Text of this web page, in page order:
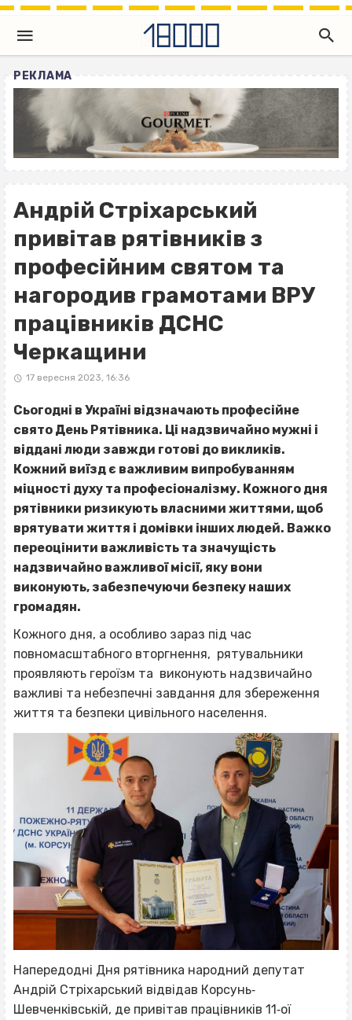
РЕКЛАМА
Андрій Стріхарський
привітав рятівників з
професійним святом та
нагородив грамотами ВРУ
працівників ДСНС
Черкащини
17 вересня 2023, 16:36
Сьогодні в Україні відзначають професійне
свято День Рятівника. Ці надзвичайно мужні і
віддані люди завжди готові до викликів.
Кожний виїзд є важливим випробуванням
міцності духу та професіоналізму. Кожного дня
рятівники ризикують власними життями, щоб
врятувати життя і домівки інших людей. Важко
переоцінити важливість та значущість
надзвичайно важливої місії, яку вони
виконують, забезпечуючи безпеку наших
громадян.
Кожного дня, а особливо зараз під час
повномасштабного вторгнення, рятувальники
проявляють героїзм та виконують надзвичайно
важливі та небезпечні завдання для збереження
життя та безпеки цивільного населення.
Напередодні Дня рятівника народний депутат
Андрій Стріхарський відвідав Корсунь‐
Шевченківській, де привітав працівників 11‐ої